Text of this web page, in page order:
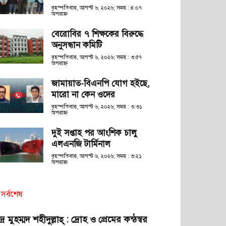
বৃহস্পতিবার, আগস্ট ৬, ২০২৬; সময় : ৪:০৭
অপরাহ্ণ
বেরোবির ৭ শিক্ষকের বিরুদ্ধে
অনুসন্ধান কমিটি
বৃহস্পতিবার, আগস্ট ৬, ২০২৬; সময় : ৩:৫৭
অপরাহ্ণ
জামায়াত-বিএনপি যোগ হইছে,
মারো না কেন ওদের
বৃহস্পতিবার, আগস্ট ৬, ২০২৬; সময় : ৩:৩১
অপরাহ্ণ
দুই সপ্তাহ পর আংশিক চালু
এলএনজি টার্মিনাল
বৃহস্পতিবার, আগস্ট ৬, ২০২৬; সময় : ৩:২১
অপরাহ্ণ
সর্বশেষ
মুহম্মদ শহীদুল্লাহ্ : দ্রোহ ও প্রেমের কন্ঠস্বর